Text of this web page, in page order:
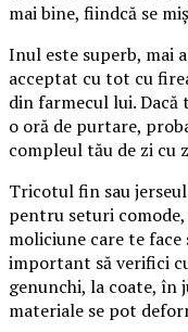
mai bine, fiindcă se
Inul este superb, mai
acceptat cu tot cu
din farmecul lui. Dacă
o oră de purtare,
compleul tău de zi cu
Tricotul fin sau
pentru seturi comode,
moliciune care te face
important să verifici
genunchi, la coate,
materiale se pot